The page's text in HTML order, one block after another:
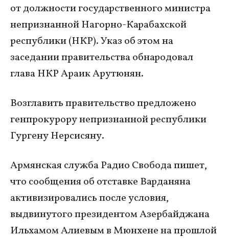
от должности государственного министра
непризнанной Нагорно-Карабахской
республики (НКР). Указ об этом на
заседании правительства обнародовал
глава НКР Араик Арутюнян.
Возглавить правительство предложено
генпрокурору непризнанной республики
Гургену Нерсисяну.
Армянская служба Радио Свобода пишет,
что сообщения об отставке Варданяна
активизировались после условия,
выдвинутого президентом Азербайджана
Ильхамом Алиевым в Мюнхене на прошлой